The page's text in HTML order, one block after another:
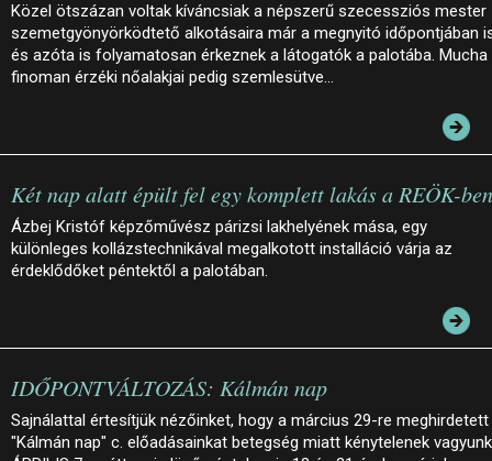
Közel ötszázan voltak kíváncsiak a népszerű szecessziós mester
szemetgyönyörködtető alkotásaira már a megnyitó időpontjában
és azóta is folyamatosan érkeznek a látogatók a palotába. Mucha
finoman érzéki nőalakjai pedig szemlesütve…
Két nap alatt épült fel egy komplett lakás a REÖK-ben
Ázbej Kristóf képzőművész párizsi lakhelyének mása, egy
különleges kollázstechnikával megalkotott installáció várja az
érdeklődőket péntektől a palotában.
IDŐPONTVÁLTOZÁS: Kálmán nap
Sajnálattal értesítjük nézőinket, hogy a március 29-re meghirdetett
"Kálmán nap" c. előadásainkat betegség miatt kénytelenek vagyunk